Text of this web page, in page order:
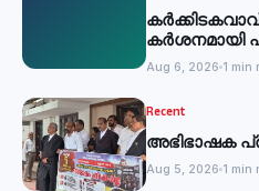
കര്‍ശനമായി
Aug 6, 2026 1 min
Recent
അഭിഭാഷക
Aug 5, 2026 1 min